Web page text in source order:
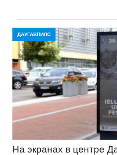
ДАУГАВПИЛС
На экранах в центре